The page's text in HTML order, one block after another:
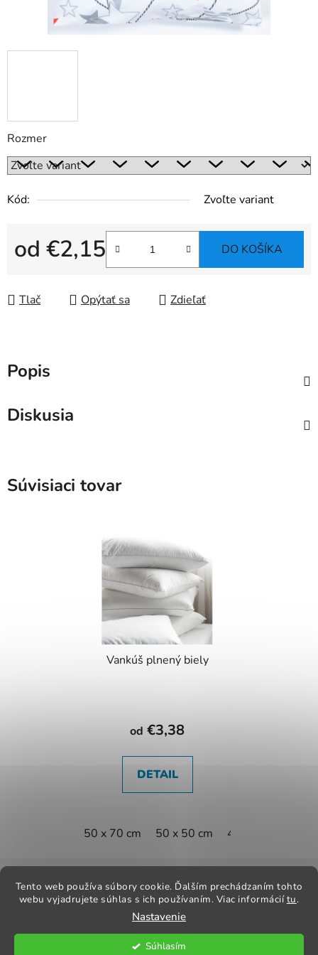
Tento web používa súbory cookie. Ďalším prechádzaním tohto
webu vyjadrujete súhlas s ich používaním. Viac informáciítu.
Nastavenie
Súhlasím
Rozmer
Kód: Zvoľte variant
od €2,15 DO KOŠÍKA
Tlač Opýtať sa Zdieľať
Popis
Diskusia
Súvisiaci tovar
Vankúš plnený biely
od €3,38
DETAIL
50 x 70 cm 50 x 50 cm 40 x 60 cm
Z
Kontakt Obchodné podmienky
Odstúpenie od zmluvy
Reklamačný poriadok Obchodné podmienky